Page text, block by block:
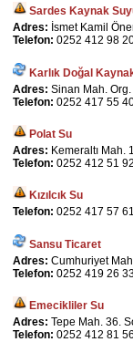
Sardes Kaynak
Adres: İsmet Kamil
Telefon: 0252 412 98
Karlık Doğal
Adres: Sinan Mah.
Telefon: 0252 417 55
Polat Su
Adres: Kemeraltı
Telefon: 0252 412 51 92
Kızılcık Su
Telefon: 0252 417 57 61
Sansu Ticaret
Adres: Cumhuriyet
Telefon: 0252 419 26
Emecikliler Su
Adres: Tepe Mah. 36.
Telefon: 0252 412 81 56